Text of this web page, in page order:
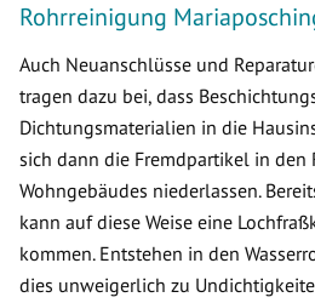
Rohrreinigung
Auch Neuanschlüsse und
tragen dazu bei, dass
Dichtungsmaterialien in die
sich dann die Fremdpartikel in den
Wohngebäudes niederlassen.
kann auf diese Weise eine
kommen. Entstehen in den
dies unweigerlich zu